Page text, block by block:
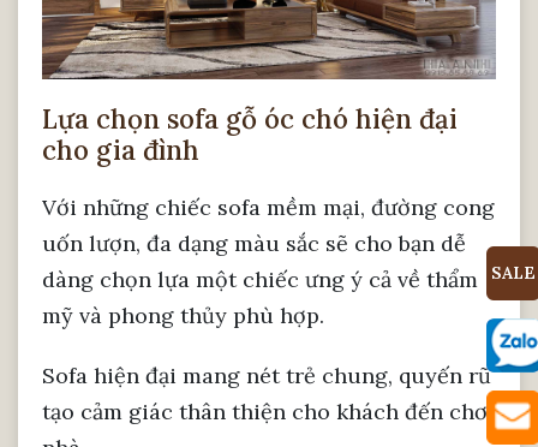
Lựa chọn sofa gỗ óc chó hiện đại
cho gia đình
Với những chiếc sofa mềm mại, đường cong
uốn lượn, đa dạng màu sắc sẽ cho bạn dễ
dàng chọn lựa một chiếc ưng ý cả về thẩm
mỹ và phong thủy phù hợp.
Sofa hiện đại mang nét trẻ chung, quyến rũ
tạo cảm giác thân thiện cho khách đến chơi
SALE